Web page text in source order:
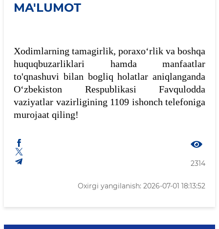
MA'LUMOT
Xodimlarning tamagirlik, poraxoʻrlik va boshqa
huquqbuzarliklari hamda manfaatlar
to'qnashuvi bilan bogliq holatlar aniqlanganda
Oʻzbekiston Respublikasi Favqulodda
vaziyatlar vazirligining 1109 ishonch telefoniga
murojaat qiling!
2314
Oxirgi yangilanish: 2026-07-01 18:13:52